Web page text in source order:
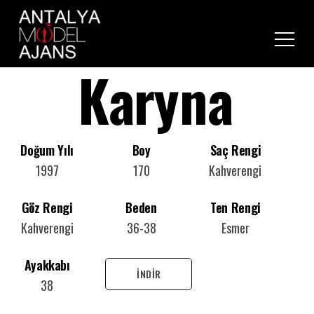
Anasayfa
Kurumsal
Hakkımızda
Haberler
Antalya Cast Ajans
Modeller
Kadın
Oyuncular
Kadın
Çocuk Cast
İletişim
Karyna
Doğum Yılı
1997
Boy
170
Saç Rengi
Kahverengi
Göz Rengi
Kahverengi
Beden
36-38
Ten Rengi
Esmer
Ayakkabı
38
İNDİR